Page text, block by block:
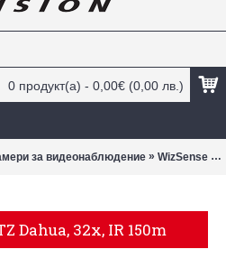
0 продукт(а) - 0,00€ (0,00 лв.)
за видеонаблюдение » WizSense 4MP IP PTZ Dahua, 32x, IR 150m
Dahua, 32x, IR 150m